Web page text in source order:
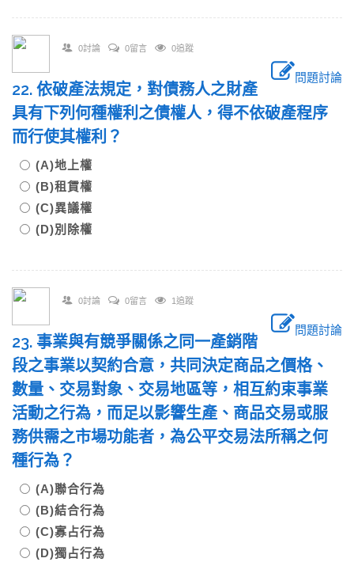
0討論 0留言 0追蹤
問題討論
22. 依破產法規定，對債務人之財產
具有下列何種權利之債權人，得不依破產程序
而行使其權利？
(A)地上權
(B)租賃權
(C)異議權
(D)別除權
0討論 0留言 1追蹤
問題討論
23. 事業與有競爭關係之同一產銷階
段之事業以契約合意，共同決定商品之價格、
數量、交易對象、交易地區等，相互約束事業
活動之行為，而足以影響生產、商品交易或服
務供需之市場功能者，為公平交易法所稱之何
種行為？
(A)聯合行為
(B)結合行為
(C)寡占行為
(D)獨占行為